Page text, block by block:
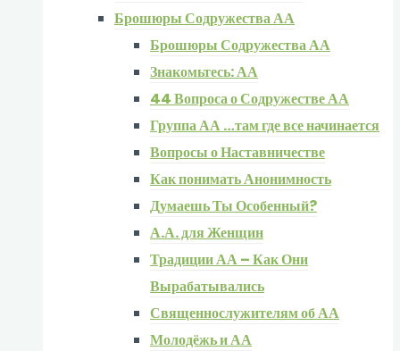
Брошюры Содружества АА
Брошюры Содружества АА
Знакомьтесь: АА
44 Вопроса о Содружестве АА
Группа АА …там где все начинается
Вопросы о Наставничестве
Как понимать Анонимность
Думаешь Ты Особенный?
А.А. для Женщин
Традиции АА – Как Они
Вырабатывались
Священнослужителям об АА
Молодёжь и АА